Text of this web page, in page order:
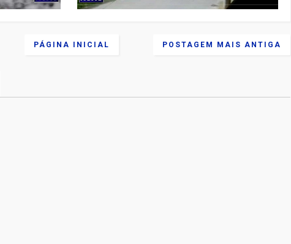
POSTAGEM MAIS ANTIGA
PÁGINA INICIAL